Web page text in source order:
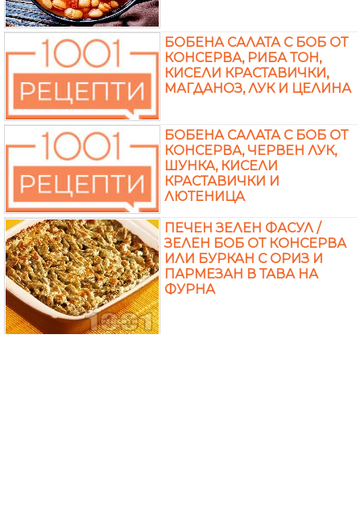
БОБЕНА САЛАТА С БОБ ОТ
КОНСЕРВА, РИБА ТОН,
КИСЕЛИ КРАСТАВИЧКИ,
МАГДАНОЗ, ЛУК И ЦЕЛИНА
БОБЕНА САЛАТА С БОБ ОТ
КОНСЕРВА, ЧЕРВЕН ЛУК,
ШУНКА, КИСЕЛИ
КРАСТАВИЧКИ И
ЛЮТЕНИЦА
ПЕЧЕН ЗЕЛЕН ФАСУЛ /
ЗЕЛЕН БОБ ОТ КОНСЕРВА
ИЛИ БУРКАН С ОРИЗ И
ПАРМЕЗАН В ТАВА НА
ФУРНА